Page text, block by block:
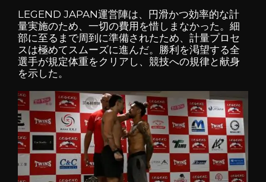
LEGEND JAPAN運営陣は、円滑かつ効率的な計
量実施のため、一切の費用を惜しまなかった。細
部に至るまで周到に準備されたため、計量プロセ
スは極めてスムーズに進んだ。勝利を渇望する全
選手が規定体重をクリアし、競技への規律と献身
を示した。